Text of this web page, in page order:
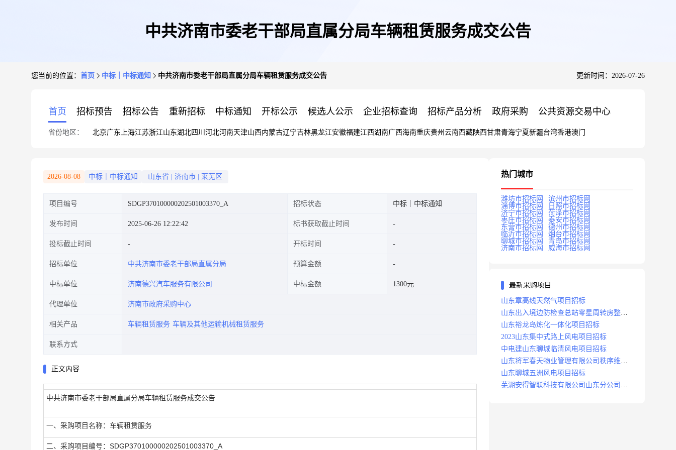
中共济南市委老干部局直属分局车辆租赁服务成交公告
您当前的位置： 首页 中标｜中标通知 中共济南市委老干部局直属分局车辆租赁服务成交公告 更新时间：2026-07-26
首页 招标预告 招标公告 重新招标 中标通知 开标公示 候选人公示 企业招标查询 招标产品分析 政府采购 公共资源交易中心
省份地区： 北京广东 上海江苏浙江山东湖北四川 河北河南天津山西内蒙古辽宁吉林黑龙江安徽福建江西湖南广西海南重庆贵州 云南西藏陕西甘肃青海宁夏新疆台湾香港澳门
2026-08-08 中标｜中标通知 山东省 济南市 莱芜区
项目编号 SDGP370100000202501003370_A 招标状态 中标｜中标通知
发布时间 2025-06-26 12:22:42 标书获取截止时间
投标截止时间 开标时间
招标单位 中共济南市委老干部局直属分局 预算金额
中标单位 济南德兴汽车服务有限公司 中标金额 1300元
代理单位 济南市政府采购中心
相关产品 车辆租赁服务 车辆及其他运输机械租赁服务
联系方式
正文内容
中共济南市委老干部局直属分局车辆租赁服务成交公告
一、采购项目名称：车辆租赁服务
二、采购项目编号：SDGP370100000202501003370_A
热门城市
潍坊市招标网
滨州市招标网
淄博市招标网
日照市招标网
济宁市招标网
菏泽市招标网
枣庄市招标网
泰安市招标网
东营市招标网
德州市招标网
临沂市招标网
烟台市招标网
聊城市招标网
青岛市招标网
济南市招标网
威海市招标网
最新采购项目
山东章高线天然气项目招标
山东出入境边防检查总站零星周转房整修
项目招标中标
山东裕龙岛炼化一体化项目招标
2023山东集中式路上风电项目招标
中电建山东聊城临清风电项目招标
山东将军春天物业管理有限公司秩序维护
服务项目招标公告
山东聊城五洲风电项目招标
芜湖安得智联科技有限公司山东分公司济